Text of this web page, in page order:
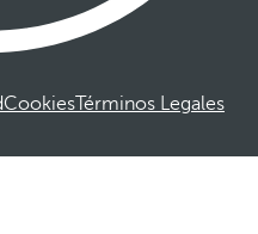
CookiesTérminos Legales